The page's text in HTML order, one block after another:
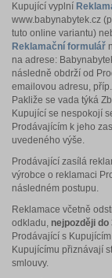
Kupující vyplní
www.babynabytek.cz
tuto online variantu)
Reklamační formulář
na adrese:
následně obdrží od
emailovou adresu,
Pakliže se vada týká
Kupující se nespokojí
Prodávajícím k jeho
uvedeného výše.
Prodávající zasílá
výrobce o reklamaci
následném postupu.
Reklamace včetně
odkladu, nejpozději do
Prodávající s
Kupujícímu přiznávají
smlouvy.